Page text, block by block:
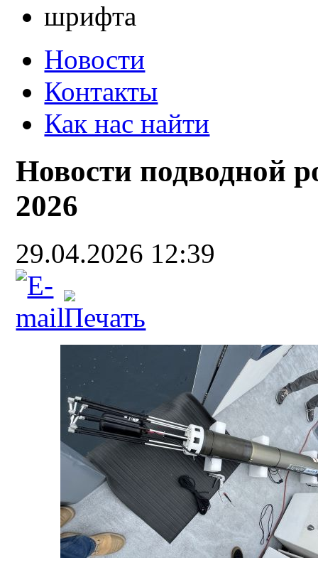
Новости
Контакты
Как нас найти
Новости подводной
2026
29.04.2026 12:39